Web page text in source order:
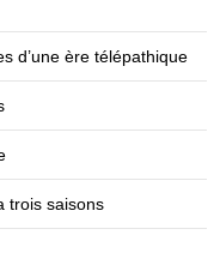
d’une ère télépathique
trois saisons